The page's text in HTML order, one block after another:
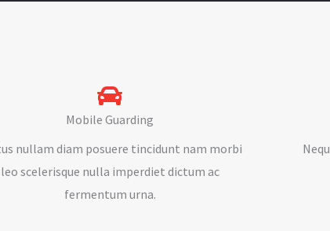
Mobile Guarding
nullam diam posuere tincidunt nam morbi
leo scelerisque nulla imperdiet dictum ac
fermentum urna.